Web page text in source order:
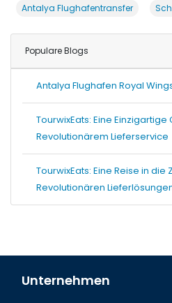
Antalya Flughafentransfer
Populare Blogs
Antalya Flughafen Royal
TourwixEats: Eine
Revolutionärem Lieferservice
TourwixEats: Eine Reise in die
Revolutionären
Unternehmen